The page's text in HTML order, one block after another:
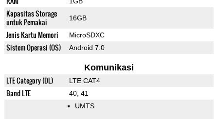
Kapasitas Storage
untuk Pemakai
16GB
Jenis Kartu Memori MicroSDXC
Sistem Operasi (OS) Android 7.0
Komunikasi
LTE Category (DL) LTE CAT4
Band LTE 40, 41
UMTS